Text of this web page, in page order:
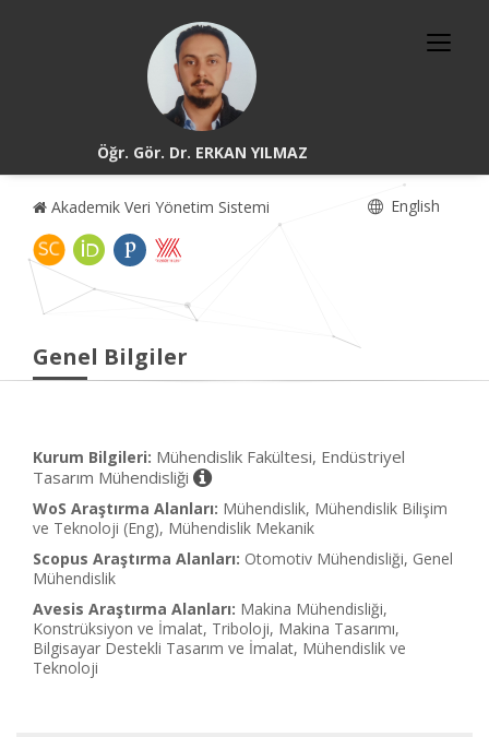
Öğr. Gör. Dr. ERKAN YILMAZ
Akademik Veri Yönetim Sistemi English
Genel Bilgiler
Kurum Bilgileri: Mühendislik Fakültesi, Endüstriyel
Tasarım Mühendisliği
WoS Araştırma Alanları: Mühendislik, Mühendislik Bilişim
ve Teknoloji (Eng), Mühendislik Mekanik
Scopus Araştırma Alanları: Otomotiv Mühendisliği, Genel
Mühendislik
Avesis Araştırma Alanları: Makina Mühendisliği,
Konstrüksiyon ve İmalat, Triboloji, Makina Tasarımı,
Bilgisayar Destekli Tasarım ve İmalat, Mühendislik ve
Teknoloji